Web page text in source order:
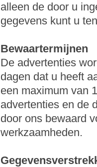
alleen de door u
gegevens kunt u
Bewaartermijnen
De advertenties
dagen dat u heeft
een maximum van
advertenties en de
door ons bewaard
werkzaamheden.